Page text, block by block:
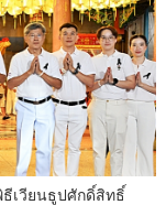
เวียนธูปศักดิ์สิทธิ์